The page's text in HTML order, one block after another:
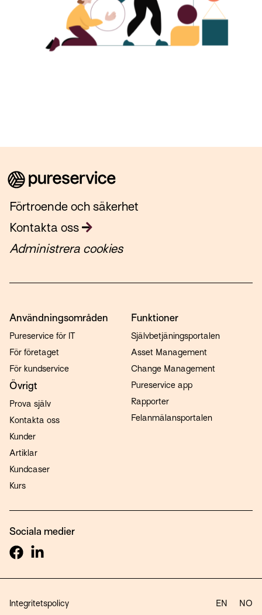
Förtroende och säkerhet
Kontakta oss
Administrera cookies
Användningsområden
Pureservice för IT
För företaget
För kundservice
Funktioner
Självbetjäningsportalen
Asset Management
Change Management
Pureservice app
Rapporter
Felanmälansportalen
Övrigt
Prova själv
Kontakta oss
Kunder
Artiklar
Kundcaser
Kurs
Sociala medier
Integritetspolicy EN NO